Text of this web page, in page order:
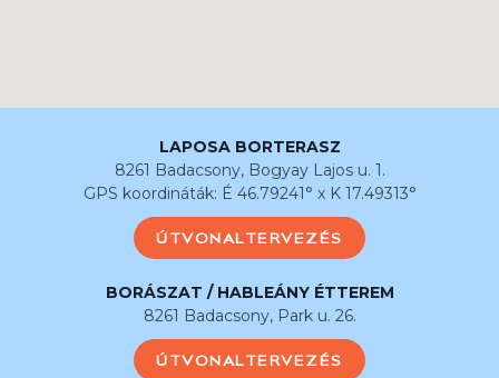
LAPOSA BORTERASZ
8261 Badacsony, Bogyay Lajos u. 1.
GPS koordináták: É 46.79241° x K 17.49313°
ÚTVONALTERVEZÉS
BORÁSZAT / HABLEÁNY ÉTTEREM
8261 Badacsony, Park u. 26.
ÚTVONALTERVEZÉS